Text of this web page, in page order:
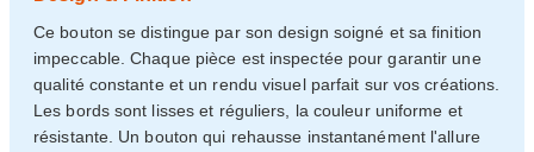
Ce bouton se distingue par son design soigné et sa finition
impeccable. Chaque pièce est inspectée pour garantir une
qualité constante et un rendu visuel parfait sur vos créations.
Les bords sont lisses et réguliers, la couleur uniforme et
résistante. Un bouton qui rehausse instantanément l'allure